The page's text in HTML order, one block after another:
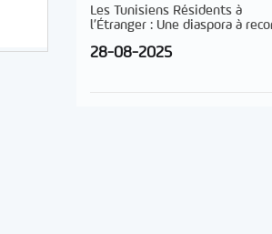
Les Tunisiens Résidents à
l’Étranger : Une diaspora à
28-08-2025